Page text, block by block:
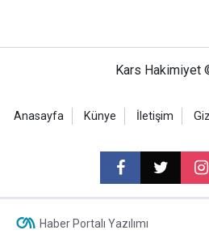
Kars Hakimiyet
Anasayfa Künye İletişim
Haber Portalı Yazılımı